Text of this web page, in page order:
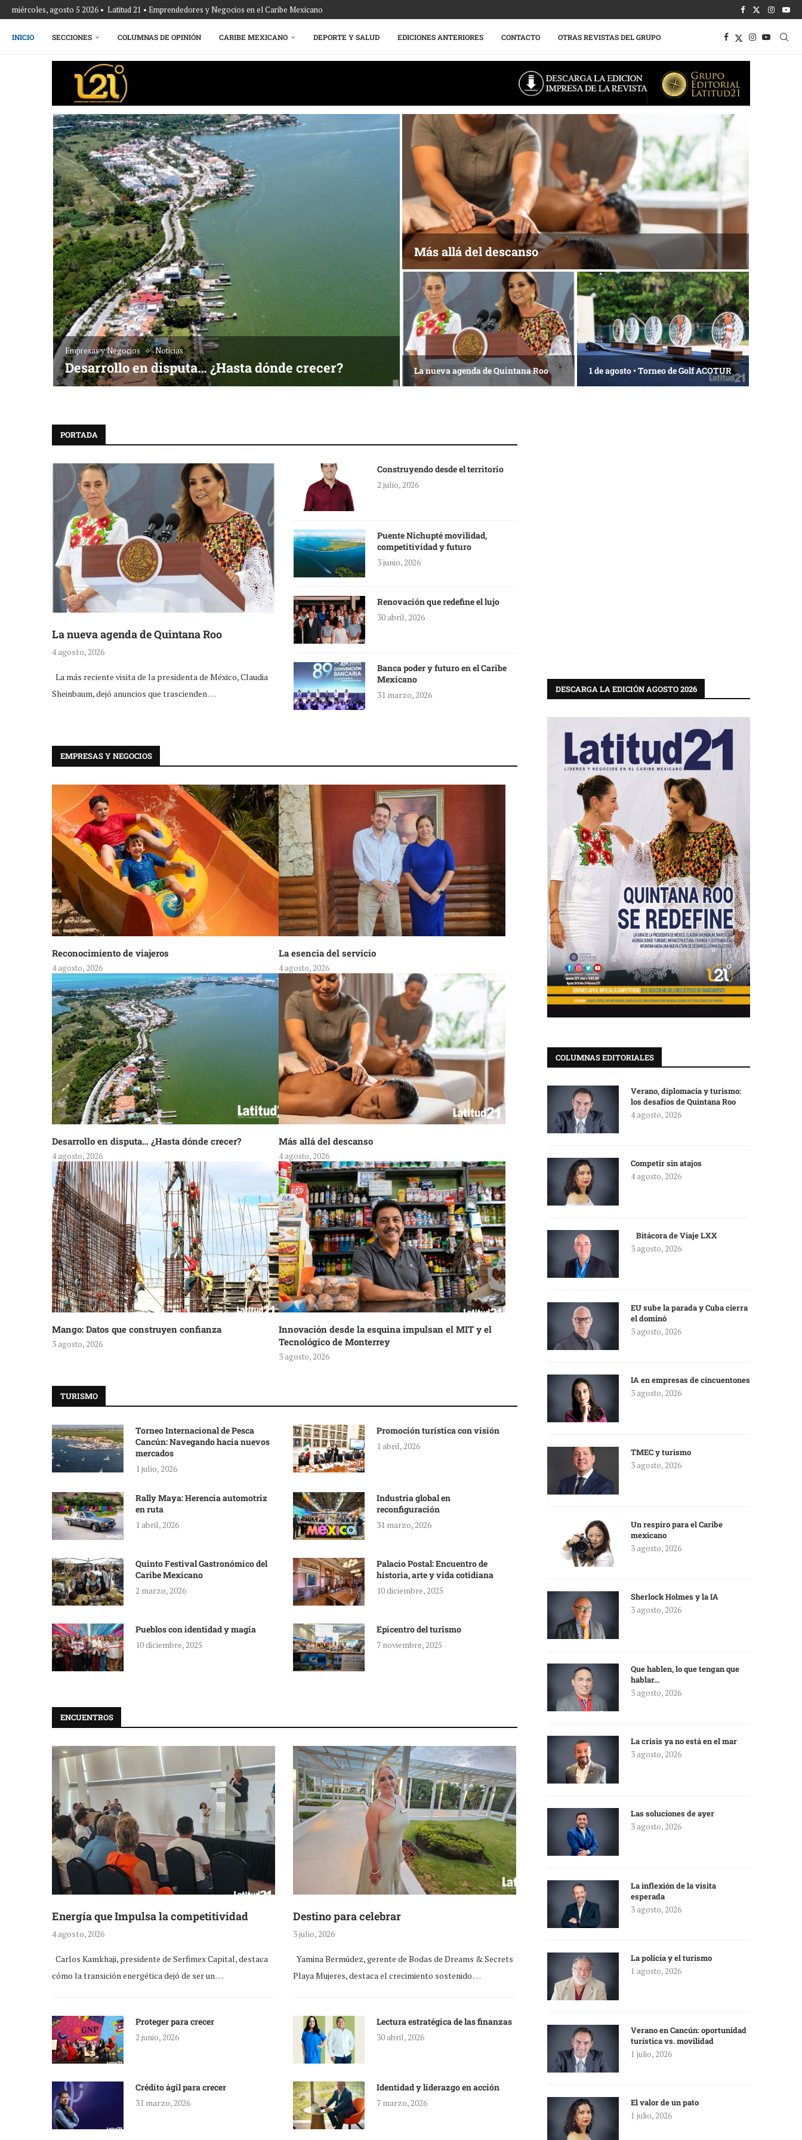
miércoles, agosto 5 2026 • Latitud 21 • Emprendedores y Negocios en el Caribe Mexicano
INICIO SECCIONES COLUMNAS DE OPINIÓN CARIBE MEXICANO DEPORTE Y SALUD EDICIONES ANTERIORES CONTACTO OTRAS REVISTAS DEL GRUPO
Empresas y Negocios Noticias
Desarrollo en disputa… ¿Hasta dónde crecer?
Más allá del descanso
La nueva agenda de Quintana Roo 1 de agosto • Torneo de Golf ACOTUR
PORTADA
La nueva agenda de Quintana Roo
4 agosto, 2026
La más reciente visita de la presidenta de México, Claudia
Sheinbaum, dejó anuncios que trascienden …
Construyendo desde el territorio
2 julio, 2026
Puente Nichupté movilidad,
competitividad y futuro
3 junio, 2026
Renovación que redefine el lujo
30 abril, 2026
Banca poder y futuro en el Caribe
Mexicano
31 marzo, 2026
EMPRESAS Y NEGOCIOS
Reconocimiento de viajeros
4 agosto, 2026
La esencia del servicio
4 agosto, 2026
Desarrollo en disputa… ¿Hasta dónde crecer?
4 agosto, 2026
Más allá del descanso
4 agosto, 2026
Mango: Datos que construyen confianza
3 agosto, 2026
Innovación desde la esquina impulsan el MIT y el
Tecnológico de Monterrey
3 agosto, 2026
TURISMO
Torneo Internacional de Pesca
Cancún: Navegando hacia nuevos
mercados
1 julio, 2026
Promoción turística con visión
1 abril, 2026
Rally Maya: Herencia automotriz
en ruta
1 abril, 2026
Industria global en
reconfiguración
31 marzo, 2026
Quinto Festival Gastronómico del
Caribe Mexicano
2 marzo, 2026
Palacio Postal: Encuentro de
historia, arte y vida cotidiana
10 diciembre, 2025
Pueblos con identidad y magia
10 diciembre, 2025
Epicentro del turismo
7 noviembre, 2025
ENCUENTROS
Energía que Impulsa la competitividad
4 agosto, 2026
Carlos Kamkhaji, presidente de Serfimex Capital, destaca
cómo la transición energética dejó de ser un …
Destino para celebrar
3 julio, 2026
Yamina Bermúdez, gerente de Bodas de Dreams & Secrets
Playa Mujeres, destaca el crecimiento sostenido …
Proteger para crecer
2 junio, 2026
Lectura estratégica de las finanzas
30 abril, 2026
Crédito ágil para crecer
31 marzo, 2026
Identidad y liderazgo en acción
7 marzo, 2026
DESCARGA LA EDICIÓN AGOSTO 2026
COLUMNAS EDITORIALES
Verano, diplomacia y turismo:
los desafíos de Quintana Roo
4 agosto, 2026
Competir sin atajos
4 agosto, 2026
Bitácora de Viaje LXX
3 agosto, 2026
EU sube la parada y Cuba cierra
el dominó
3 agosto, 2026
IA en empresas de cincuentones
3 agosto, 2026
TMEC y turismo
3 agosto, 2026
Un respiro para el Caribe
mexicano
3 agosto, 2026
Sherlock Holmes y la IA
3 agosto, 2026
Que hablen, lo que tengan que
hablar…
3 agosto, 2026
La crisis ya no está en el mar
3 agosto, 2026
Las soluciones de ayer
3 agosto, 2026
La inflexión de la visita
esperada
3 agosto, 2026
La policía y el turismo
1 agosto, 2026
Verano en Cancún: oportunidad
turística vs. movilidad
1 julio, 2026
El valor de un pato
1 julio, 2026